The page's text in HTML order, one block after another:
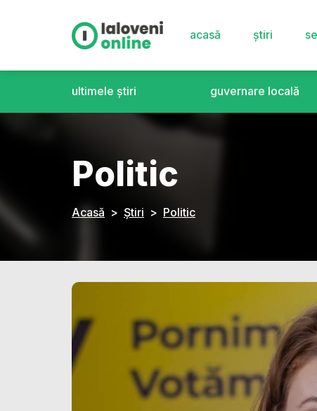
acasă știri
ultimele știri guvernare locală
Politic
Acasă Știri Politic